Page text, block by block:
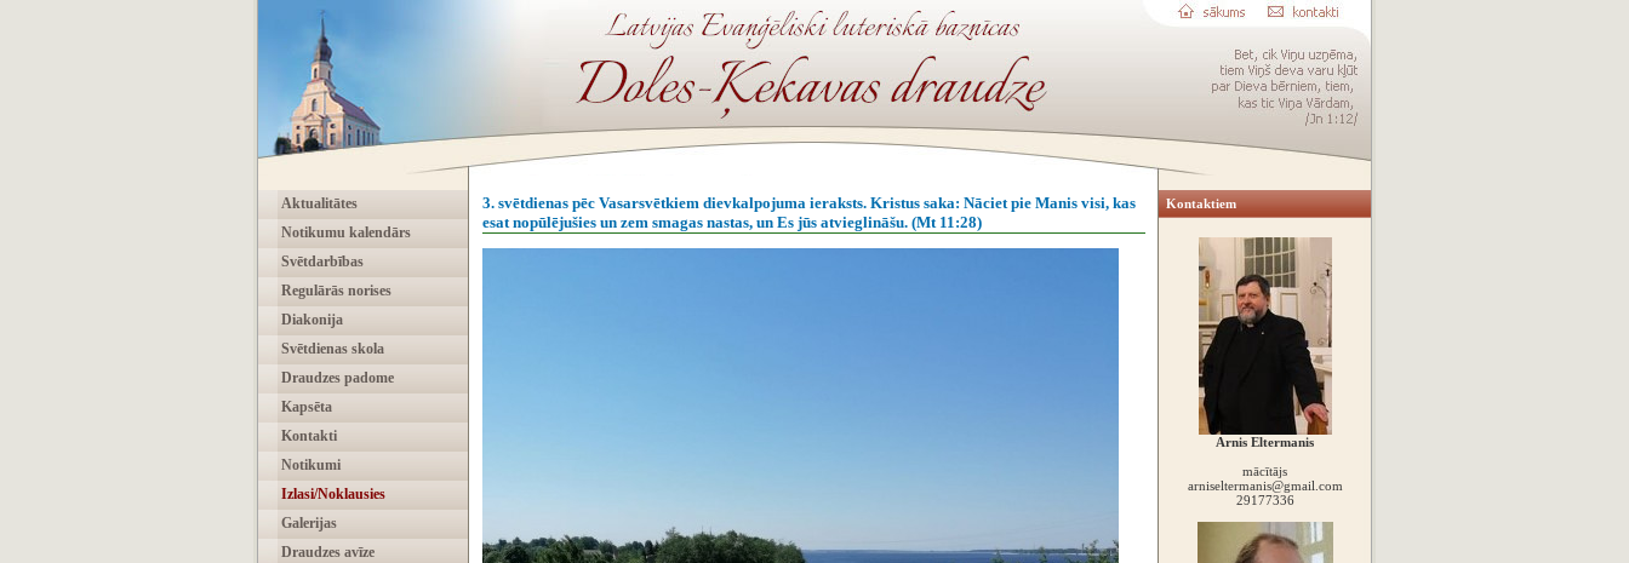
Aktualitātes
Notikumu kalendārs
Svētdarbības
Regulārās norises
Diakonija
Svētdienas skola
Draudzes padome
Kapsēta
Kontakti
Notikumi
Izlasi/Noklausies
Galerijas
Draudzes avīze
3. svētdienas pēc Vasarsvētkiem dievkalpojuma ieraksts. Kristus saka: Nāciet pie Manis visi, kas
esat nopūlējušies un zem smagas nastas, un Es jūs atvieglināšu. (Mt 11:28)
Kontaktiem
Arnis Eltermanis
mācītājs
arniseltermanis@gmail.com
29177336